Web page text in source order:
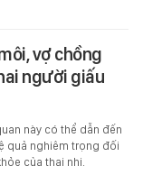
vợ chồng
người giấu
này có thể dẫn đến
quả nghiêm trọng đối
của thai nhi.